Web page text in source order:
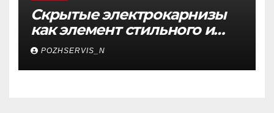
Скрытые электрокарнизы
как элемент стильного и
функционального
интерьера
POZHSERVIS_N